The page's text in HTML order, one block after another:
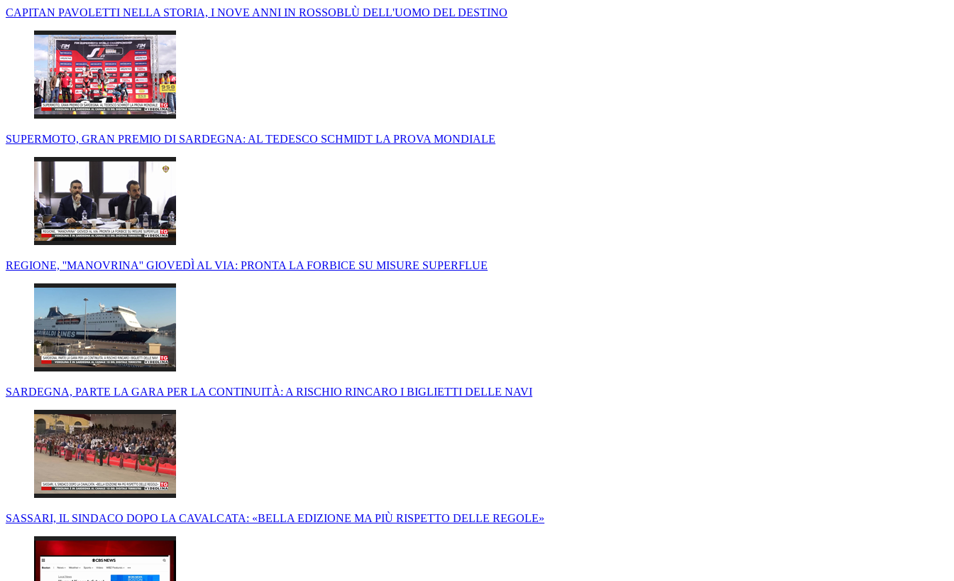
CAPITAN PAVOLETTI NELLA STORIA, I NOVE ANNI IN ROSSOBLÙ DELL'UOMO DEL DESTINO
SUPERMOTO, GRAN PREMIO DI SARDEGNA: AL TEDESCO SCHMIDT LA PROVA MONDIALE
REGIONE, ''MANOVRINA'' GIOVEDÌ AL VIA: PRONTA LA FORBICE SU MISURE SUPERFLUE
SARDEGNA, PARTE LA GARA PER LA CONTINUITÀ: A RISCHIO RINCARO I BIGLIETTI DELLE NAVI
SASSARI, IL SINDACO DOPO LA CAVALCATA: «BELLA EDIZIONE MA PIÙ RISPETTO DELLE REGOLE»